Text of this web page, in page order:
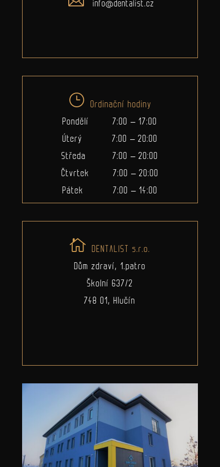
info@dentalist.cz
Ordinační hodiny
Pondělí 7:00 – 17:00
Úterý 7:00 – 20:00
Středa 7:00 – 20:00
Čtvrtek 7:00 – 20:00
Pátek 7:00 – 14:00
DENTALIST s.r.o.
Dům zdraví, 1.patro
Školní 637/2
748 01, Hlučín